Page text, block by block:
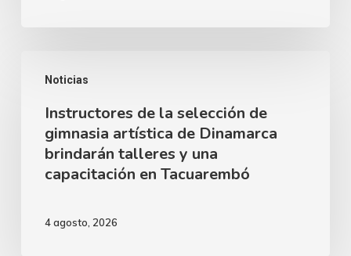
Zitarrosa
junto
Ballet
Clásico
Noticias
selección
Instructores de la selección de
gimnasia artística de Dinamarca
brindarán talleres y una
capacitación en Tacuarembó
4 agosto, 2026